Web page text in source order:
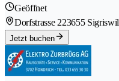
Geöffnet
Dorfstrasse 223655 Sigriswil
Jetzt buchen